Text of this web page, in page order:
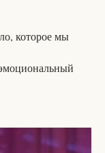
которое мы